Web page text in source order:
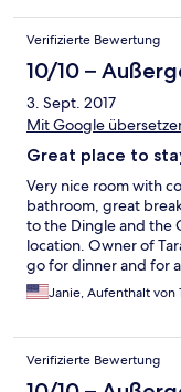
Verifizierte Bewertung
10/10 –
3. Sept. 2017
Mit Google
Great place to
Very nice room with
bathroom, great
to the Dingle and the
location. Owner of
go for dinner and for
all of our questions
breakfast was served
Janie, Aufenthalt von
Verifizierte Bewertung